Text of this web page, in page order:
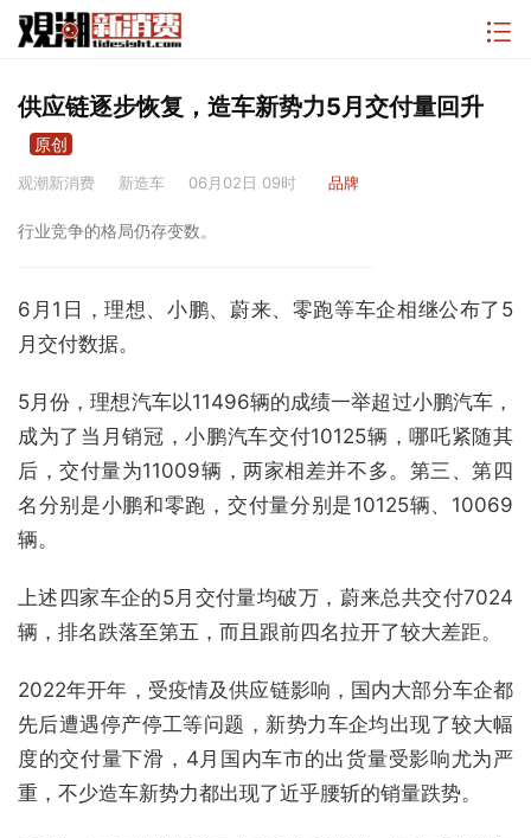
供应链逐步恢复，造车新势力5月交付量回升
原创
观潮新消费 新造车 06月02日 09时 品牌
行业竞争的格局仍存变数。
6月1日，理想、小鹏、蔚来、零跑等车企相继公布了5
月交付数据。
5月份，理想汽车以11496辆的成绩一举超过小鹏汽车，
成为了当月销冠，小鹏汽车交付10125辆，哪吒紧随其
后，交付量为11009辆，两家相差并不多。第三、第四
名分别是小鹏和零跑，交付量分别是10125辆、10069
辆。
上述四家车企的5月交付量均破万，蔚来总共交付7024
辆，排名跌落至第五，而且跟前四名拉开了较大差距。
2022年开年，受疫情及供应链影响，国内大部分车企都
先后遭遇停产停工等问题，新势力车企均出现了较大幅
度的交付量下滑，4月国内车市的出货量受影响尤为严
重，不少造车新势力都出现了近乎腰斩的销量跌势。